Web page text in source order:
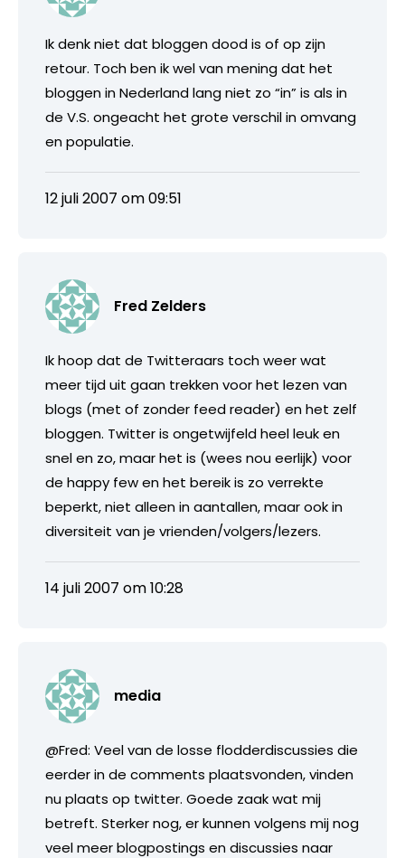
Ik denk niet dat bloggen dood is of op zijn
retour. Toch ben ik wel van mening dat het
bloggen in Nederland lang niet zo “in” is als in
de V.S. ongeacht het grote verschil in omvang
en populatie.
12 juli 2007 om 09:51
Fred Zelders
Ik hoop dat de Twitteraars toch weer wat
meer tijd uit gaan trekken voor het lezen van
blogs (met of zonder feed reader) en het zelf
bloggen. Twitter is ongetwijfeld heel leuk en
snel en zo, maar het is (wees nou eerlijk) voor
de happy few en het bereik is zo verrekte
beperkt, niet alleen in aantallen, maar ook in
diversiteit van je vrienden/volgers/lezers.
14 juli 2007 om 10:28
media
@Fred: Veel van de losse flodderdiscussies die
eerder in de comments plaatsvonden, vinden
nu plaats op twitter. Goede zaak wat mij
betreft. Sterker nog, er kunnen volgens mij nog
veel meer blogpostings en discussies naar